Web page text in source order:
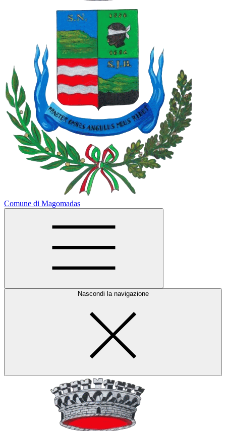
Comune di Magomadas
Nascondi la navigazione